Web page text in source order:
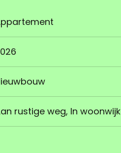
rustige weg, In woonwijk